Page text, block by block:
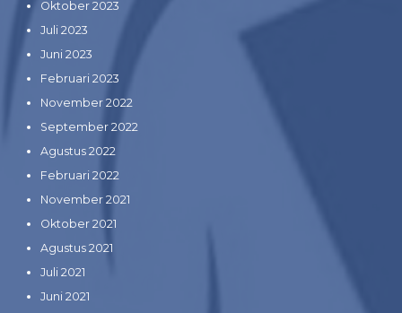
Oktober 2023
Juli 2023
Juni 2023
Februari 2023
November 2022
September 2022
Agustus 2022
Februari 2022
November 2021
Oktober 2021
Agustus 2021
Juli 2021
Juni 2021